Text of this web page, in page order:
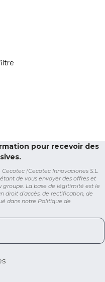
pour recevoir des
(Cecotec Innovaciones S.L.
de vous envoyer des offres et
groupe. La base de légitimité est le
droit d'accès, de rectification, de
dans notre Politique de